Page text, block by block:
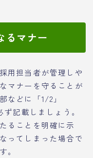
るマナー
用担当者が管理しや
マナーを守ることが
などに「1/2」
記載しましょう。
ることを明確に示
ってしまった場合で
。